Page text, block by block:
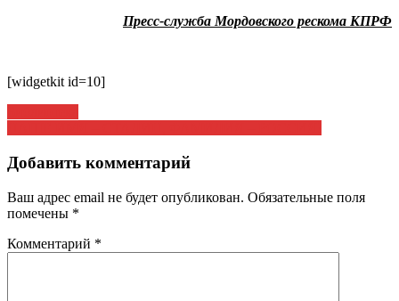
Пресс-служба Мордовского рескома КПРФ
[widgetkit id=10]
Навигация
по
записям
Добавить комментарий
Ваш адрес email не будет опубликован. Обязательные поля
помечены *
Комментарий *